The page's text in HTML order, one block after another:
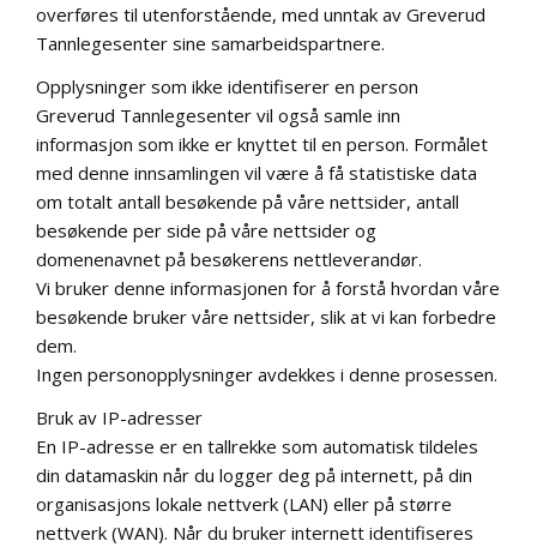
overføres til utenforstående, med unntak av Greverud
Tannlegesenter sine samarbeidspartnere.
Opplysninger som ikke identifiserer en person
Greverud Tannlegesenter vil også samle inn
informasjon som ikke er knyttet til en person. Formålet
med denne innsamlingen vil være å få statistiske data
om totalt antall besøkende på våre nettsider, antall
besøkende per side på våre nettsider og
domenenavnet på besøkerens nettleverandør.
Vi bruker denne informasjonen for å forstå hvordan våre
besøkende bruker våre nettsider, slik at vi kan forbedre
dem.
Ingen personopplysninger avdekkes i denne prosessen.
Bruk av IP-adresser
En IP-adresse er en tallrekke som automatisk tildeles
din datamaskin når du logger deg på internett, på din
organisasjons lokale nettverk (LAN) eller på større
nettverk (WAN). Når du bruker internett identifiseres